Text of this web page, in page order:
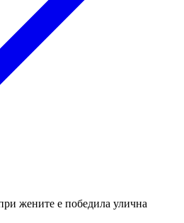
жените е победила улична